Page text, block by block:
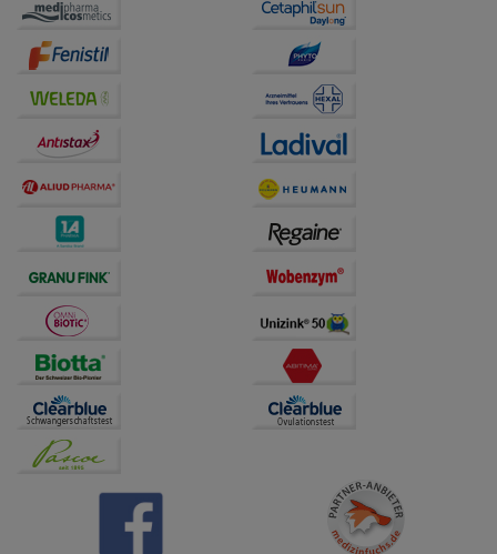
auf unserer Website aber auch die Werbung auf
Drittseiten möglichst relevant für Sie zu gestalten.
Bitte beachten Sie, dass Daten hierfür teilweise an
übertragen werden.